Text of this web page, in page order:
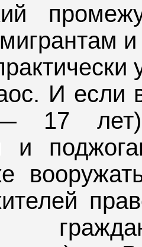
И если
17 лет)
и